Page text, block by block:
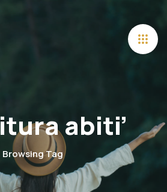
abiti’
Browsing Tag